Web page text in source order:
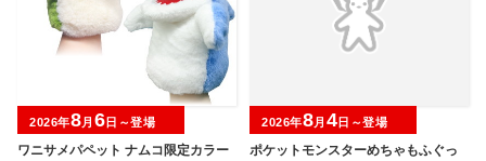
ワニサメパペット ナムコ限定カラー
2026年8月 6日～登場
ポケットモンスターめちゃもふぐっ
2026年8月 4日～登場